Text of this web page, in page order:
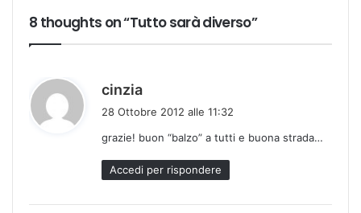
8 thoughts on “Tutto sarà diverso”
cinzia
e
t
t
28 Ottobre 2012 alle 11:32
grazie! buon “balzo” a tutti e buona strada…
Accedi per rispondere